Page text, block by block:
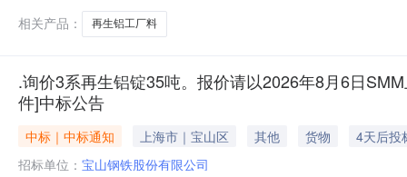
相关产品：
再生铝工厂料
.询价3系再生铝锭35吨。报价请以2026年8月6日
件]中标公告
中标｜中标通知 上海市｜宝山区 其他 货物
4天后投
招标单位： 宝山钢铁股份有限公司